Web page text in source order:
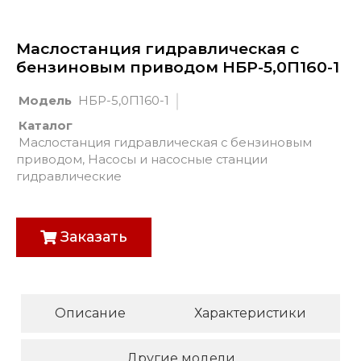
Маслостанция гидравлическая с
бензиновым приводом НБР-5,0П160-1
Модель
НБР-5,0П160-1
Каталог
Маслостанция гидравлическая с бензиновым
приводом, Насосы и насосные станции
гидравлические
Заказать
Описание Характеристики